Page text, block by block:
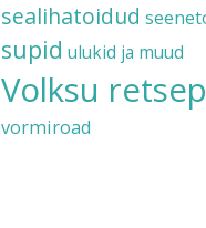
sealihatoidud
supid ulukid ja muud
Volksu
vormiroad